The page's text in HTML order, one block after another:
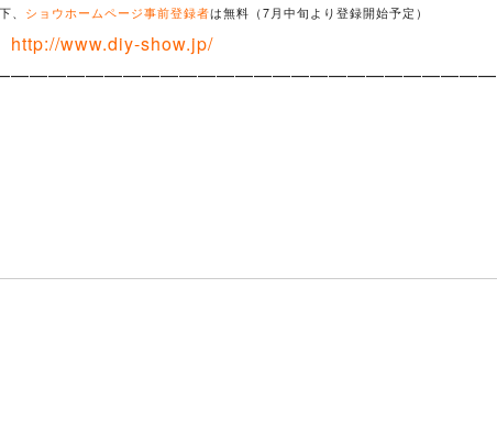
、 ショウホームページ事前登録者は無料（7月中旬より登録開始予定）
http://www.diy-show.jp/